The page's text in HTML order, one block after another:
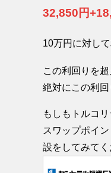
32,850円
10万円に対し
この利回りを
絶対にこの利
もしもトルコ
スワップポイ
設をしてみて